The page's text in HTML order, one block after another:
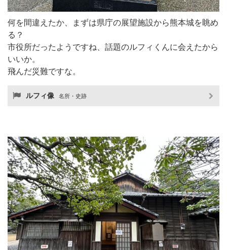
何を間違えたか、まずは県庁の展望施設から熊本城を眺め
る？
市役所だったようですね、話題のルフィくんに会えたから
いいか。
飛んだ災難ですな。
ルフィ像 名所・史跡